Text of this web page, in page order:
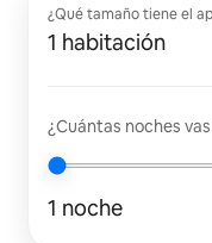
¿Qué tamaño tiene el
1 habitación
¿Cuántas noches
1 noche